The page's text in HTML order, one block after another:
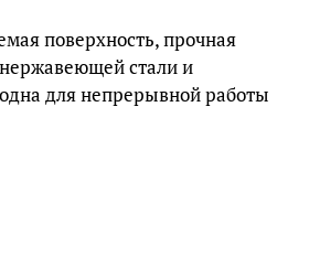
поверхность, прочная
стали и
для непрерывной работы